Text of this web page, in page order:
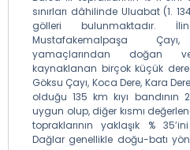
sınırları dâhilinde Uluabat (1.
gölleri bulunmaktadır.
Mustafakemalpaşa
yamaçlarından doğan
kaynaklanan birçok küçük dere
Göksu Çayı, Koca Dere, Kara
olduğu 135 km kıyı bandının
uygun olup, diğer kısmı
topraklarının yaklaşık %
Dağlar genellikle doğu-batı